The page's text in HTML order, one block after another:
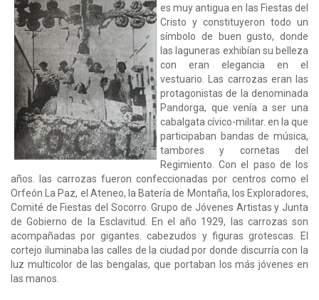
es muy antigua en las Fiestas del
Cristo y constituyeron todo un
símbolo de buen gusto, donde
las laguneras exhibían su belleza
con eran elegancia en el
vestuario. Las carrozas eran las
protagonistas de la denominada
Pandorga, que venía a ser una
cabalgata cívico-militar. en la que
participaban bandas de música,
tambores y cornetas del
Regimiento. Con el paso de los
años. las carrozas fueron confeccionadas por centros como el
Orfeón La Paz, el Ateneo, la Batería de Montaña, los Exploradores,
Comité de Fiestas del Socorro. Grupo de Jóvenes Artistas y Junta
de Gobierno de la Esclavitud. En el año 1929, las carrozas son
acompañadas por gigantes. cabezudos y figuras grotescas. El
cortejo iluminaba las calles de la ciudad por donde discurría con la
luz multicolor de las bengalas, que portaban los más jóvenes en
las manos.